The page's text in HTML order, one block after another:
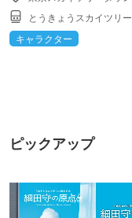
とうきょうスカイツリー
キャラクター
ピックアップ